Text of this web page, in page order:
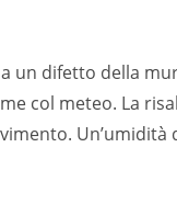
un difetto della
col meteo. La
Un’umidità